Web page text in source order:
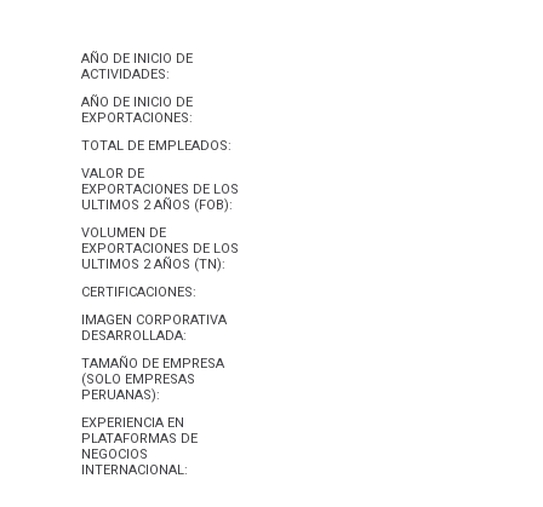
AÑO DE INICIO DE
ACTIVIDADES:
AÑO DE INICIO DE
EXPORTACIONES:
TOTAL DE EMPLEADOS:
VALOR DE
EXPORTACIONES DE LOS
ULTIMOS 2 AÑOS (FOB):
VOLUMEN DE
EXPORTACIONES DE LOS
ULTIMOS 2 AÑOS (TN):
CERTIFICACIONES:
IMAGEN CORPORATIVA
DESARROLLADA:
TAMAÑO DE EMPRESA
(SOLO EMPRESAS
PERUANAS):
EXPERIENCIA EN
PLATAFORMAS DE
NEGOCIOS
INTERNACIONAL: